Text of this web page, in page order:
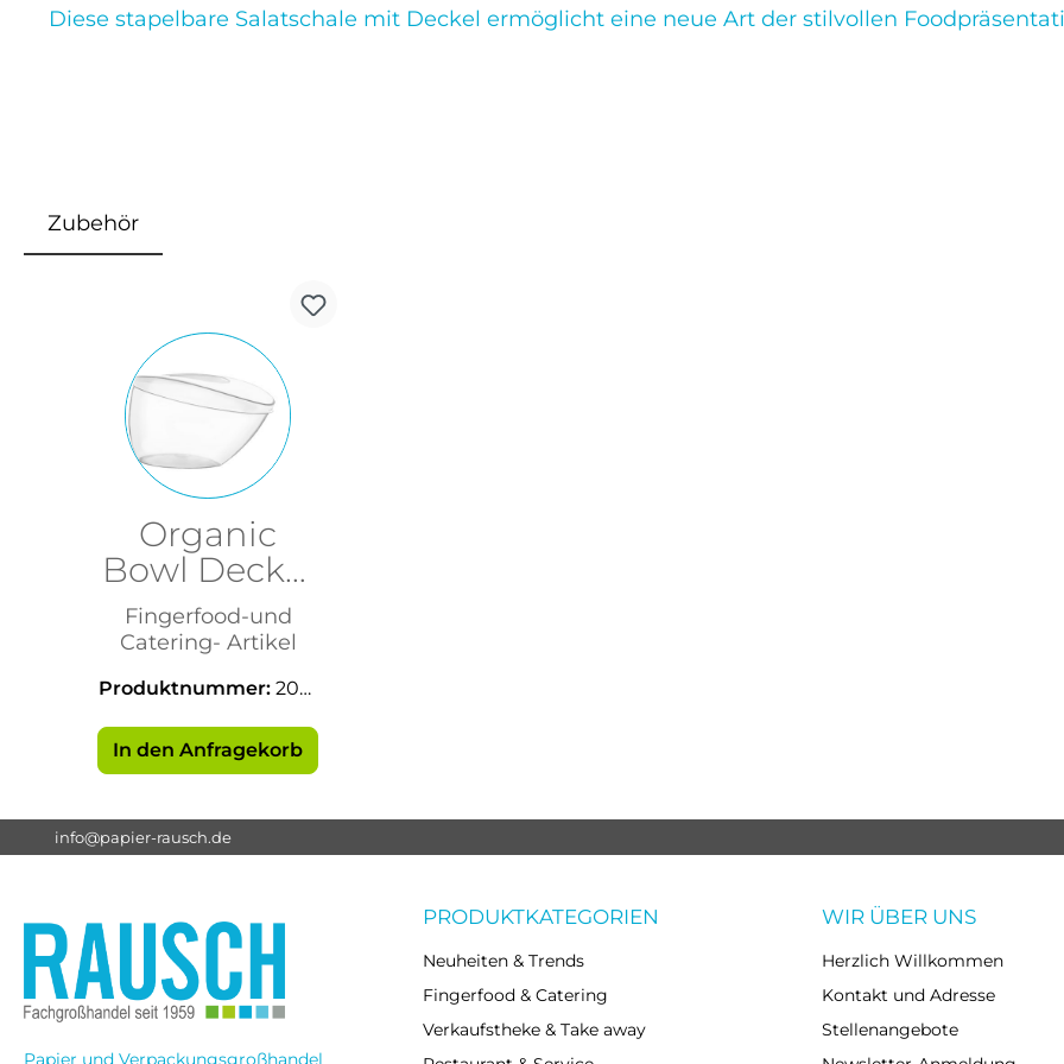
Diese stapelbare Salatschale mit Deckel ermöglicht eine neue Art der stilvollen
Zubehör
Produktgalerie überspringen
Organic
Bowl Deckel
850ml
Fingerfood-und
Catering- Artikel
Produktnummer:2051
In den Anfragekorb
info@papier-rausch.de
Papier und Verpackungsgroßhandel
PRODUKTKATEGORIEN
Neuheiten & Trends
Fingerfood & Catering
Verkaufstheke & Take away
WIR ÜBER UNS
Herzlich Willkommen
Kontakt und Adresse
Stellenangebote